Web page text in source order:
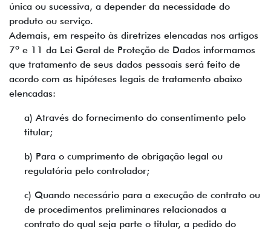
única ou sucessiva, a depender da necessidade do
produto ou serviço.
Ademais, em respeito às diretrizes elencadas nos artigos
7º e 11 da Lei Geral de Proteção de Dados informamos
que tratamento de seus dados pessoais será feito de
acordo com as hipóteses legais de tratamento abaixo
elencadas:
a) Através do fornecimento do consentimento pelo
titular;
b) Para o cumprimento de obrigação legal ou
regulatória pelo controlador;
c) Quando necessário para a execução de contrato ou
de procedimentos preliminares relacionados a
contrato do qual seja parte o titular, a pedido do